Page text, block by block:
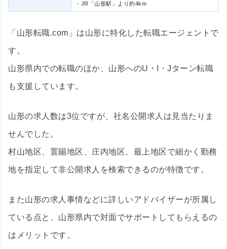
・JR「山形駅」より約4km
「山形転職.com」は山形に特化した転職エージェントで
す。
山形県内での転職のほか、山形へのU・I・Jターン転職
も支援しています。
山形の求人数は3位ですが、社名公開求人は見当たりま
せんでした。
村山地区、置賜地区、庄内地区、最上地区で細かく勤務
地を指定して非公開求人を検索できるのが特徴です。
また山形の求人事情などに詳しいアドバイザーが所属し
ている点と、山形県内で対面でサポートしてもらえるの
はメリットです。